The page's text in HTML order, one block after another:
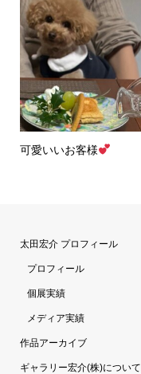
可愛いいお客様
太田宏介 プロフィール
プロフィール
個展実績
メディア実績
作品アーカイブ
ギャラリー宏介(株)について